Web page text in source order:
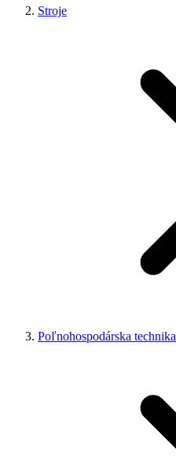
Stroje
Poľnohospodárska technika